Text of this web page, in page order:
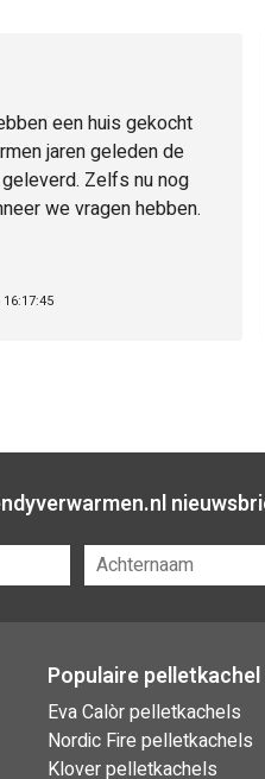
een huis gekocht
jaren geleden de
Zelfs nu nog
we vragen hebben.
Populaire
Eva Calòr pelletkachels
Nordic Fire pelletkachels
Klover pelletkachels